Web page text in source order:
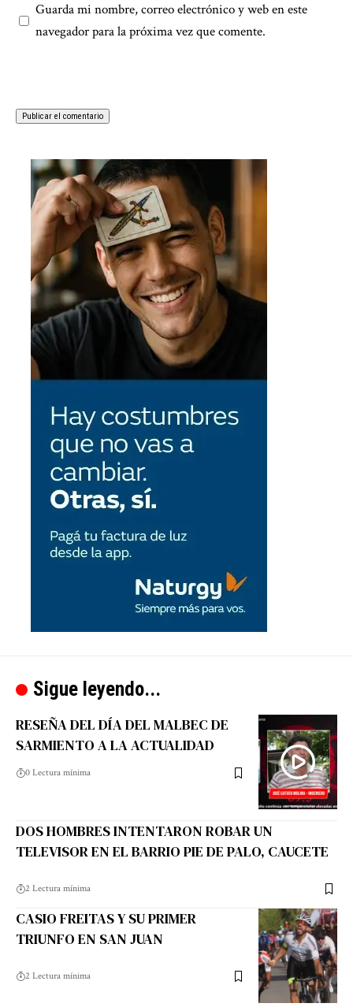
Guarda mi nombre, correo electrónico y web en este
navegador para la próxima vez que comente.
Sigue leyendo...
RESEÑA DEL DÍA DEL MALBEC DE
SARMIENTO A LA ACTUALIDAD
0 Lectura mínima
DOS HOMBRES INTENTARON ROBAR UN
TELEVISOR EN EL BARRIO PIE DE PALO, CAUCETE
2 Lectura mínima
CASIO FREITAS Y SU PRIMER
TRIUNFO EN SAN JUAN
2 Lectura mínima